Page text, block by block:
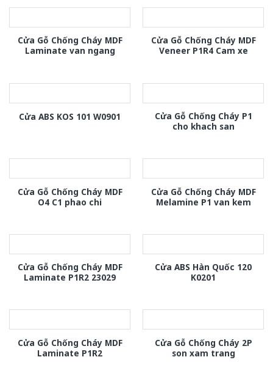
Cửa Gỗ Chống Cháy MDF
Laminate van ngang
Cửa Gỗ Chống Cháy MDF
Veneer P1R4 Cam xe
Cửa ABS KOS 101 W0901
Cửa Gỗ Chống Cháy P1
cho khach san
Cửa Gỗ Chống Cháy MDF
O4 C1 phao chi
Cửa Gỗ Chống Cháy MDF
Melamine P1 van kem
Cửa Gỗ Chống Cháy MDF
Laminate P1R2 23029
Cửa ABS Hàn Quốc 120
K0201
Cửa Gỗ Chống Cháy MDF
Laminate P1R2
Cửa Gỗ Chống Cháy 2P
son xam trang